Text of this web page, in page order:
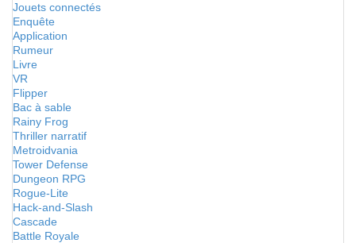
Jouets connectés
Enquête
Application
Rumeur
Livre
VR
Flipper
Bac à sable
Rainy Frog
Thriller narratif
Metroidvania
Tower Defense
Dungeon RPG
Rogue-Lite
Hack-and-Slash
Cascade
Battle Royale